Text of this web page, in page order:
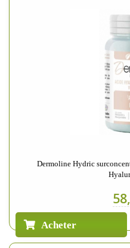
Dermoline Hydric
Acheter